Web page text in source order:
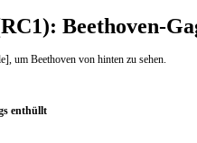
Beethoven-
um Beethoven von hinten zu sehen.
enthüllt